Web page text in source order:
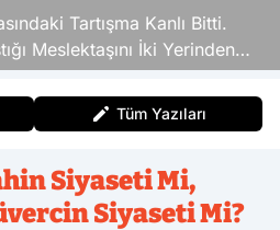
Tartışma Kanlı Bitti.
Meslektaşını İki Yerinden
Tüm Yazıları
Siyaseti Mi,
Siyaseti Mi?